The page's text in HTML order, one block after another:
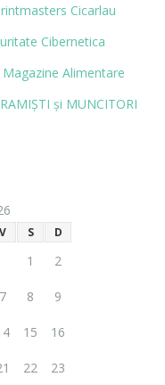
Cicarlau
Cibernetica
Alimentare
și MUN­CITORI
V S D
1 2
7 8 9
15 16
22 23